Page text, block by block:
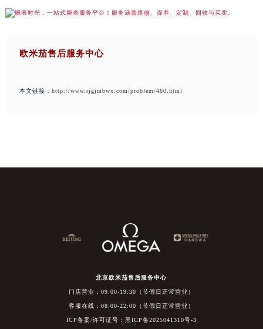
欧米茄售后服务中心
本文链接： http://www.rjgjmbwx.com/problem/460.html
北京欧米茄售后服务中心
门店营业：09:00-19:30（节假日正常营业）
客服在线：08:00-22:00（节假日正常营业）
ICP备案/许可证号：黑ICP备2025041310号-3